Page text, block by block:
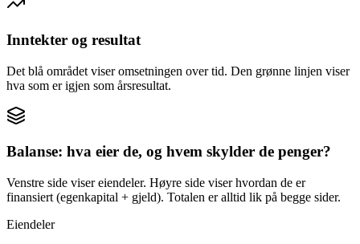
Inntekter og resultat
Det blå området viser omsetningen over tid. Den grønne linjen viser
hva som er igjen som årsresultat.
Balanse: hva eier de, og hvem skylder de penger?
Venstre side viser eiendeler. Høyre side viser hvordan de er
finansiert (egenkapital + gjeld). Totalen er alltid lik på begge sider.
Eiendeler